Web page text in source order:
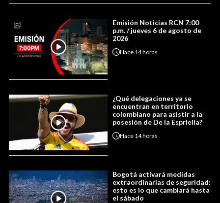
Emisión Noticias RCN 7:00
p.m. / jueves 6 de agosto de
2026
Hace 14 horas
¿Qué delegaciones ya se
encuentran en territorio
colombiano para asistir a la
posesión de De la Espriella?
Hace 14 horas
Bogotá activará medidas
extraordinarias de seguridad:
esto es lo que cambiará hasta
el sábado